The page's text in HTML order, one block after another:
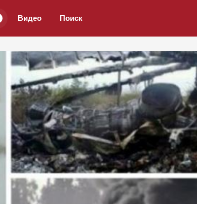
Видео Поиск